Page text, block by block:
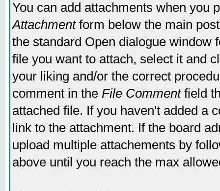
You can add attachments when you
Attachmentform below the main
the standard Open dialogue window
file you want to attach, select it and
your liking and/or the correct
comment in the File Commentfield
attached file. If you haven't added a
link to the attachment. If the board
upload multiple attachements by
above until you reach the max